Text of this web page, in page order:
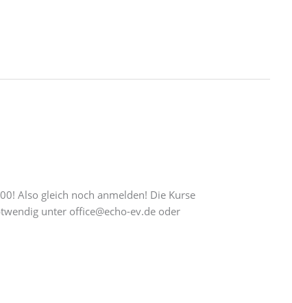
Also gleich noch anmelden! Die Kurse
unter office@echo-ev.de oder